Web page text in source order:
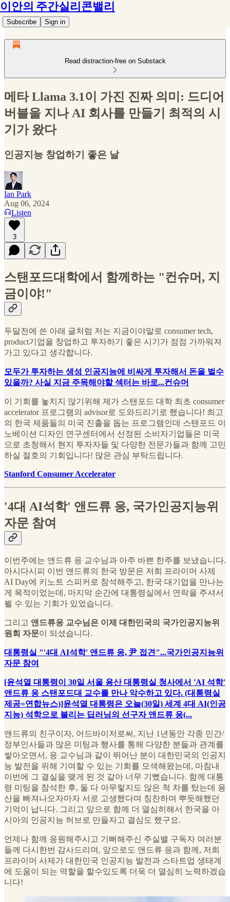
이안의 주간실리콘밸리
Subscribe Sign in
Read distraction-free on Substack
메타 Llama 3.1이 가진 진짜 의미: 드디어
버블을 지나 AI 회사를 만들기 최적의 시
기가 왔다
인공지능 창업하기 좋은 날
Ian Park
Aug 06, 2024
Listen
3
스탠포드대학에서 함께하는 "컨슈머, 지
금이야!"
두달전에 쓴 아래 글처럼 저는 지금이야말로 consumer tech,
product기업을 창업하고 투자하기 좋은 시기가 점점 가까워져
가고 있다고 생각합니다.
모두가 투자하는 생성 인공지능에 비싸게 투자해서 돈을 벌수
있을까? 사실 지금 주목해야할 섹터는 바로...컨슈머
이 기회를 놓치지 않기위해 제가 스탠포드 대학 최초 consumer
accelerator 프로그램의 advisor로 도와드리기로 했습니다! 최고
의 한국 제품들의 미국 진출을 돕는 프로그램인데 스탠포드 이
노베이션 디자인 연구센터에서 선정된 소비자기업들은 미국
으로 초청해서 현지 투자자들 및 다양한 전문가들과 함께 고민
하실 절호의 기회입니다! 많은 관심 부탁드립니다.
Stanford Consumer Accelerator
'4대 AI석학' 앤드류 응, 국가인공지능위
자문 참여
이번주에는 앤드류 응 교수님과 아주 바쁜 한주를 보냈습니다.
아시다시피 이번 앤드류의 한국 방문은 저희 프라이머 사제
AI Day에 키노트 스피커로 참석해주고, 한국 대기업을 만나는
게 목적이었는데, 마지막 순간에 대통령실에서 연락을 주셔서
뵐 수 있는 기회가 있었습니다.
그리고 앤드류응 교수님은 이제 대한민국의 국가인공지능위
원회 자문이 되셨습니다.
대통령실 "'4대 AI석학' 앤드류 응, 尹 접견"...국가인공지능위
자문 참여
[윤석열 대통령이 30일 서울 용산 대통령실 청사에서 'AI 석학'
앤드류 응 스탠포드대 교수를 만나 악수하고 있다. (대통령실
제공=연합뉴스)]윤석열 대통령은 오늘(30일) 세계 4대 AI(인공
지능) 석학으로 불리는 딥러닝의 선구자 앤드류 응(...
앤드류의 친구이자, 어드바이저로써, 지난 1년동안 각종 민간/
정부인사들과 많은 미팅과 행사를 통해 다양한 분들과 관계를
쌓아오면서, 응 교수님과 같이 뛰어난 분이 대한민국의 인공지
능 발전을 위해 기여할 수 있는 기회를 모색해왔는데, 마침내
이번에 그 결실을 맺게 된 것 같아 너무 기뻤습니다. 함께 대통
령 미팅을 참석한 후, 둘 다 아무렇지도 않은 척 차를 탔는데 용
산을 빠져나오자마자 서로 고생했다며 칭찬하며 뿌듯해했던
기억이 납니다. 그리고 앞으로 함께 더 열심히해서 한국을 아
시아의 인공지능 허브로 만들자고 결심도 했구요.
언제나 함께 응원해주시고 기뻐해주신 주실밸 구독자 여러분
들께 다시한번 감사드리며, 앞으로도 앤드류 응과 함께, 저희
프라이머 사제가 대한민국 인공지능 발전과 스타트업 생태계
에 도움이 되는 역할을 할수있도록 더욱 더 열심히 노력하겠습
니다!